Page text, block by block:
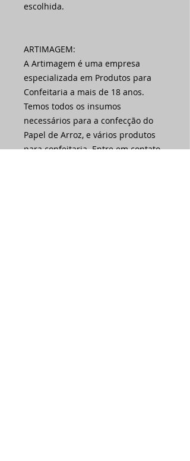
escolhida.
ARTIMAGEM:
A Artimagem é uma empresa
especializada em Produtos para
Confeitaria a mais de 18 anos.
Temos todos os insumos
necessários para a confecção do
Papel de Arroz, e vários produtos
para confeitaria. Entre em contato